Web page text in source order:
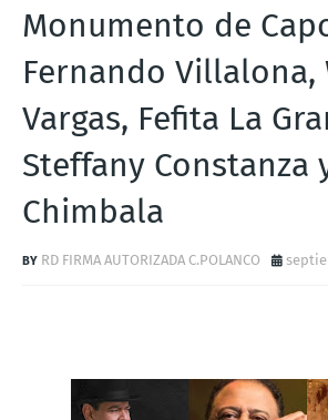
Monumento de
Fernando
Vargas, Fefita La
Steffany Constanza
Chimbala
RD FIRMA AUTORIZADA C.POLANCO